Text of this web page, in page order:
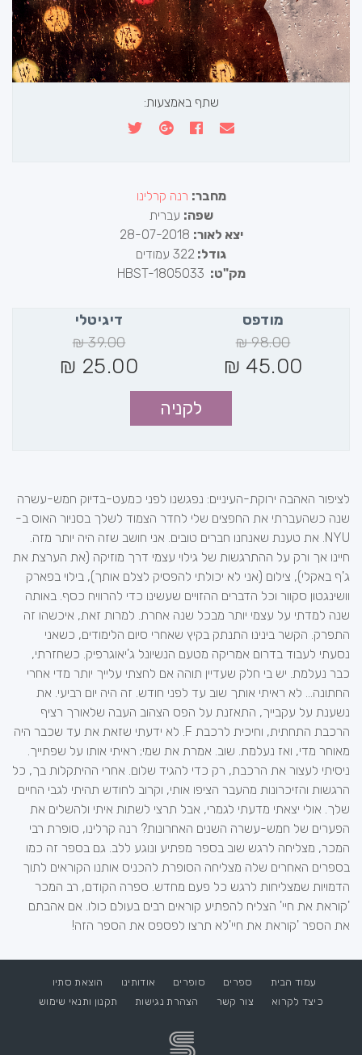
שתף באמצעות:
מחבר: רנה קרלינו
שפה: עברית
יצא לאור:
גודל: 322 עמודים
מק"ט:
מודפס
98.00
₪
45.00
₪
דיגיטלי
39.00
₪
25.00
₪
לקניה
לציפור האהבה ירוקת-העיניים: נפגשנו לפני כמעט-בדיוק חמש-עשרה
שנה כשהעברתי את החפצים שלי לחדר הצמוד לשלך בסניור האוס ב-
NYU. את טענת שאנחנו חברים טובים. אני חושב שזה היה יותר מזה.
חיינו אך ורק על ההתרגשות של גילוי עצמי דרך מוזיקה (את הערצת את
ג'ף באקלי), צילום (אני לא יכולתי להפסיק לצלם אותך), בילוי בפארק
וושינגטון סקוור וכל הדברים ההזויים שעשינו כדי להרוויח כסף. באותה
שנה למדתי על עצמי יותר מבכל שנה אחרת. למרות זאת, איכשהו זה
התפרק. הקשר בינינו התנתק בקיץ שאחרי סיום הלימודים, כשאני
נסעתי לעבוד בדרום אמריקה מטעם הנשיונל ג'יאוגרפיק. כשחזרתי,
כבר נעלמת. יש בי חלק שעדיין תוהה אם לחצתי עלייך יותר מדי אחרי
החתונה... לא ראיתי אותך שוב עד לפני חודש. זה היה יום רביעי. את
נשענת על עקבייך, התאזנת על הפס הצהוב העבה שלאורך רציף
הרכבת התחתית, וחיכית לרכבת F. לא ידעתי שזאת את עד שכבר היה
מאוחר מדי, ואז נעלמת. שוב. אמרת את שמי; ראיתי אותו על שפתייך.
ניסיתי לעצור את הרכבת, רק כדי להגיד שלום. אחרי ההיתקלות בך, כל
הרגשות והזיכרונות מהעבר הציפו אותי, וקרוב לחודש תהיתי לגבי החיים
שלך. אולי יצאתי מדעתי לגמרי, אבל תרצי לשתות איתי ולהשלים את
הפערים של חמש-עשרה השנים האחרונות? רנה קרלינו, סופרת רבי
המכר, מצליחה לרגש שוב בספר מפתיע ונוגע ללב. גם בספר זה כמו
בספרים האחרים שלה מצליחה הסופרת להכניס אותנו הקוראים לתוך
הדמויות שמצליחות לרגש כל פעם מחדש. ספרה הקודם, רב המכר
'קוראת את חיי' הצליח להפתיע קוראים רבים בעולם כולו. אם אהבתם
את הספר 'קוראת את חיי'לא תרצו לפספס את הספר הזה!
עמוד הבית ספרים סופרים אודותינו
הוצאת סתיו
כיצד לקרוא
צור קשר הצהרת נגישות תקנון ותנאי שימוש